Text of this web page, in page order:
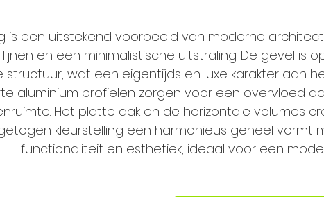
is een uitstekend voorbeeld van moderne
en een minimalistische uitstraling. De gevel
structuur, wat een eigentijds en luxe karakter aan
aluminium profielen zorgen voor een overvloed
Het platte dak en de horizontale volumes
kleurstelling een harmonieus geheel vormt
functionaliteit en esthetiek, ideaal voor een